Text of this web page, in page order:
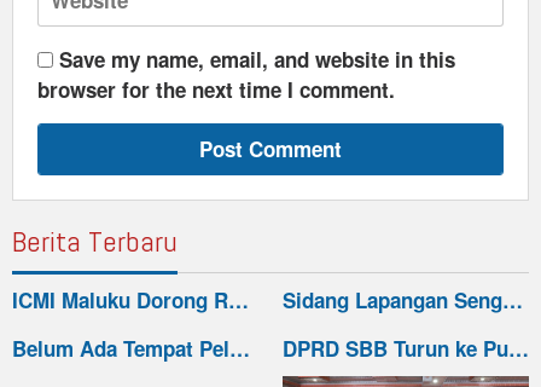
Save my name, email, and website in this
browser for the next time I comment.
Berita Terbaru
ICMI Maluku Dorong R…
Sidang Lapangan Seng…
Belum Ada Tempat Pel…
DPRD SBB Turun ke Pu…